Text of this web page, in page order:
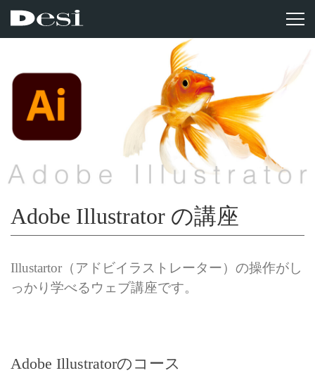
Adobe Illustrator の講座
Illustartor（アドビイラストレーター）の操作がし
っかり学べるウェブ講座です。
Adobe Illustratorのコース